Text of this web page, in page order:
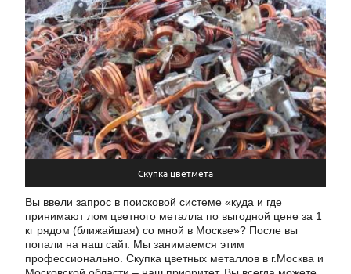
Скупка цветмета
Вы ввели запрос в поисковой системе «куда и где
принимают лом цветного металла по выгодной цене за 1
кг рядом (ближайшая) со мной в Москве»? После вы
попали на наш сайт. Мы занимаемся этим
профессионально. Скупка цветных металлов в г.Москва и